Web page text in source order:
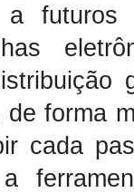
a
de forma
cada